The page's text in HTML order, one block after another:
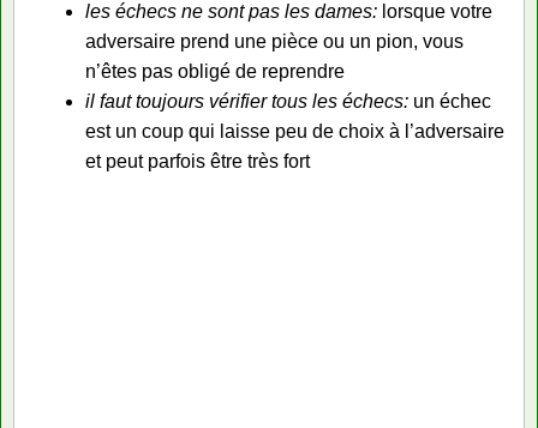
les échecs ne sont pas les dames: lorsque votre
adversaire prend une pièce ou un pion, vous
n’êtes pas obligé de reprendre
il faut toujours vérifier tous les échecs: un échec
est un coup qui laisse peu de choix à l’adversaire
et peut parfois être très fort